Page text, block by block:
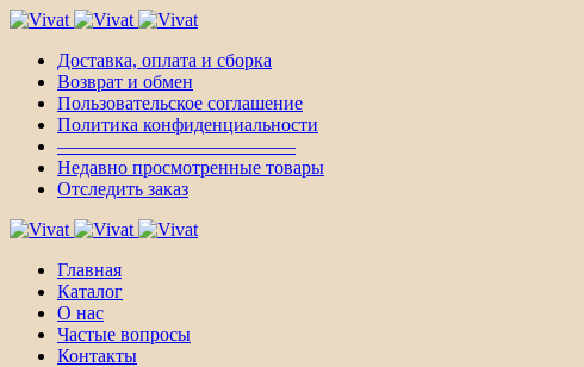
Доставка, оплата и сборка
Возврат и обмен
Пользовательское соглашение
Политика конфиденциальности
————————————–
Недавно просмотренные товары
Отследить заказ
Главная
Каталог
О нас
Частые вопросы
Контакты